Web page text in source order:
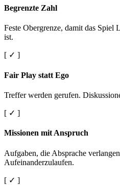
Begrenzte Zahl
Feste Obergrenze, damit das Spiel
ist.
[ ✓ ]
Fair Play statt Ego
Treffer werden gerufen.
[ ✓ ]
Missionen mit Anspruch
Aufgaben, die Absprache
Aufeinanderzulaufen.
[ ✓ ]